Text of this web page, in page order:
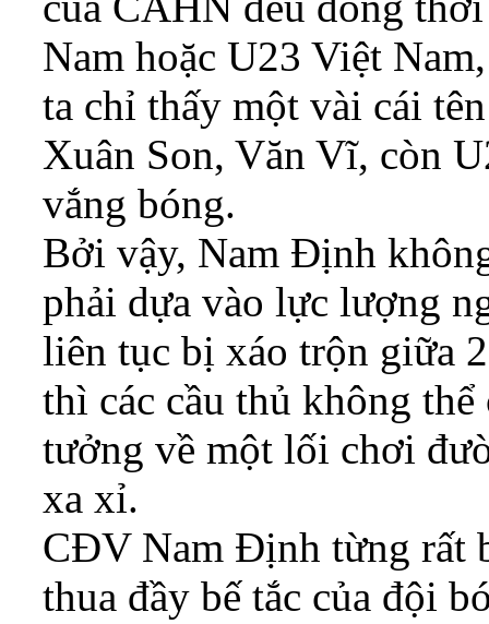
Nam hoặc U23 Việt
ta chỉ thấy một vài cái
Xuân Son, Văn Vĩ, còn
vắng bóng.
Bởi vậy, Nam Định
phải dựa vào lực lượng
liên tục bị xáo trộn giữa
thì các cầu thủ không
tưởng về một lối chơi
xa xỉ.
CĐV Nam Định từng rất
thua đầy bế tắc của đội